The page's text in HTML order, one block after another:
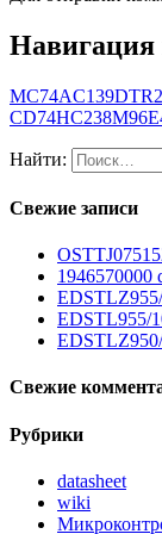
Навигация
Найти:
Свежие записи
1946570000
EDSTL955/
Свежие
Рубрики
datasheet
wiki